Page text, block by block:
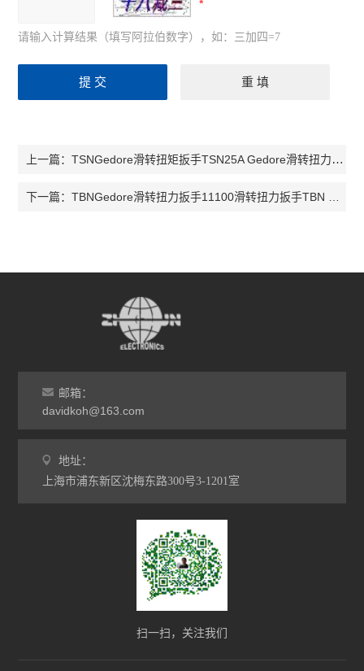
请输入计算结果（填写阿拉伯数字），如：三加四=7
上一篇：TSNGedore滑转扭矩扳手TSN25A Gedore滑转扭力扳手011035扭矩扳手TSN55
下一篇：TBNGedore滑转扭力扳手11100滑转扭力扳手TBN 2扭力扳手11110
邮箱：
davidkoh@163.com
地址：
上海市浦东新区沈梅东路300号3-1201室
扫一扫，关注我们